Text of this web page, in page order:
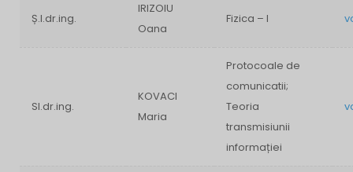
Ș.l.dr.ing.
IRIZOIU
Oana
Fizica – I
Sl.dr.ing.
KOVACI
Maria
Protocoale de
comunicatii;
Teoria
transmisiunii
informației